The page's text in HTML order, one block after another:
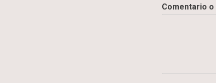
d
Comentario o